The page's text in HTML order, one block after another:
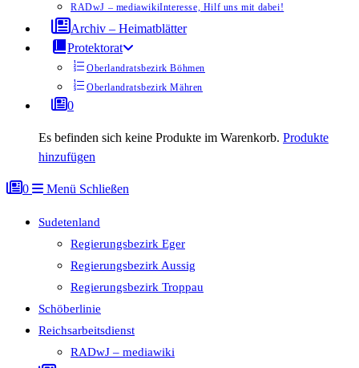
RADwJ – mediawikiInteresse, Hilf uns mit dabei!
Archiv – Heimatblätter
Protektorat
Oberlandratsbezirk Böhmen
Oberlandratsbezirk Mähren
0
Es befinden sich keine Produkte im Warenkorb. Produkte
hinzufügen
0 Menü Schließen
Sudetenland
Regierungsbezirk Eger
Regierungsbezirk Aussig
Regierungsbezirk Troppau
Schöberlinie
Reichsarbeitsdienst
RADwJ – mediawiki